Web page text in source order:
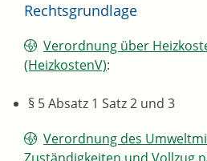
Rechtsgrundlage
Verordnung über
(HeizkostenV):
§ 5 Absatz 1 Satz 2 und 3
Verordnung des